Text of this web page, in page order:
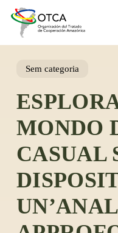
content
Sem categoria
MONDO
CASUAL